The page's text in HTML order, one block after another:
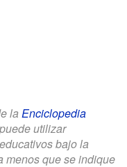
la Enciclopedia
utilizar
bajo la
menos que se indique